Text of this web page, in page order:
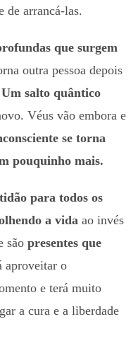
de arrancá-las.
que surgem
outra pessoa depois
Um salto quântico
Véus vão embora e
se torna
pouquinho mais.
para todos os
a vida ao invés
são presentes que
aproveitar o
e terá muito
a cura e a liberdade